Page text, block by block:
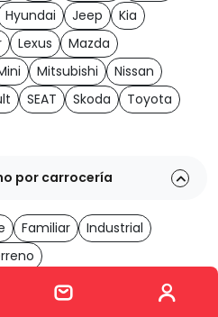
coches
Hyundai Jeep
Kia
Lexus
Mazda
Mitsubishi
Nissan
SEAT Skoda
Toyota
por carrocería
Familiar
Industrial
por transmisión